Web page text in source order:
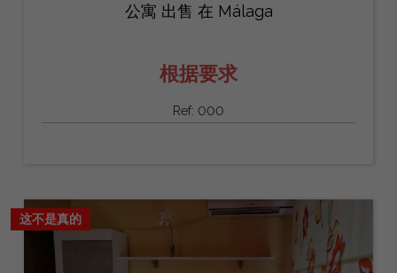
公寓 出售 在 Málaga
根据要求
Ref: 000
这不是真的